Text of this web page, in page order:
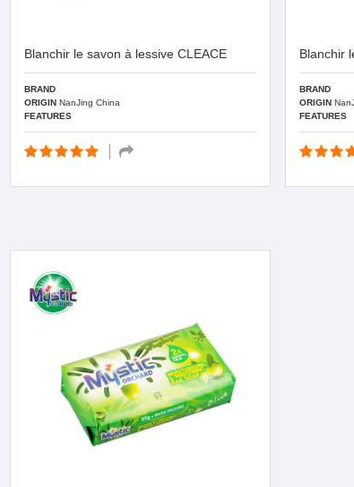
Blanchir le savon à lessive CLEACE
BRAND
ORIGIN NanJing China
FEATURES
Blanchir
BRAND
ORIGIN
FEATURES